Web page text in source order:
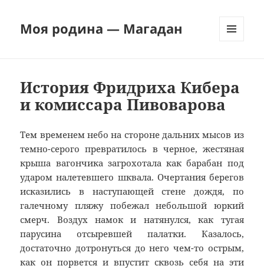
Моя родина — Магадан
История Фридриха Кибера
и комиссара Пивоварова
Тем временем небо на стороне дальних мысов из
темно-серого превратилось в черное, жестяная
крыша вагончика загрохотала как барабан под
ударом налетевшего шквала. Очертания берегов
исказились в наступающей стене дождя, по
галечному пляжу побежал небольшой юркий
смерч. Воздух намок и натянулся, как тугая
парусина отсыревшей палатки. Казалось,
достаточно дотронуться до него чем-то острым,
как он порвется и впустит сквозь себя на эти